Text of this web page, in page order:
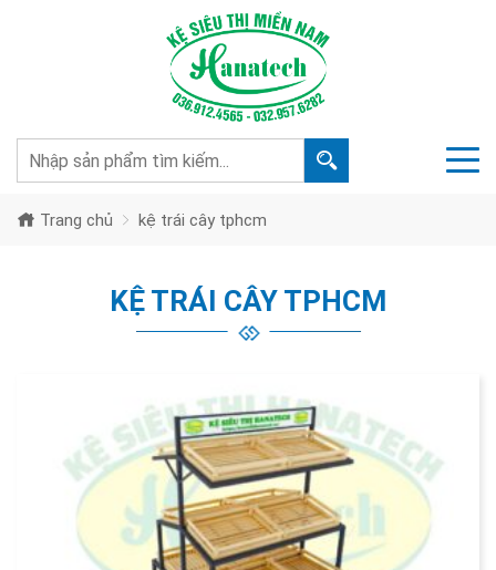
Trang chủ kệ trái cây tphcm
KỆ TRÁI CÂY TPHCM